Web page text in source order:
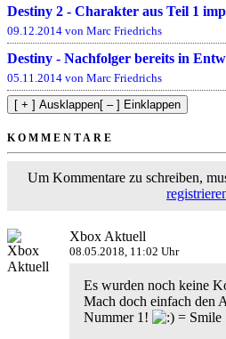
Destiny 2 - Charakter aus Teil 1
09.12.2014 von Marc Friedrichs
Destiny - Nachfolger bereits in
05.11.2014 von Marc Friedrichs
[ + ] Ausklappen[ – ] Einklappen
KOMMENTARE
Um Kommentare zu schreiben,
Xbox Aktuell
08.05.2018, 11:02 Uhr
Es wurden noch keine
Mach doch einfach den
Nummer 1!